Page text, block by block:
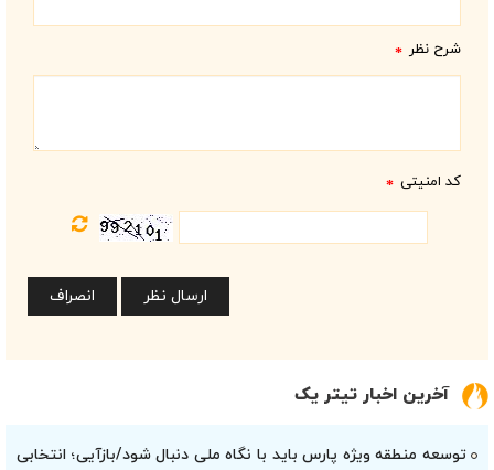
شرح نظر *
کد امنیتی *
آخرین اخبار تیتر یک
توسعه منطقه ویژه پارس باید با نگاه ملی دنبال شود/بازآیی؛ انتخابی